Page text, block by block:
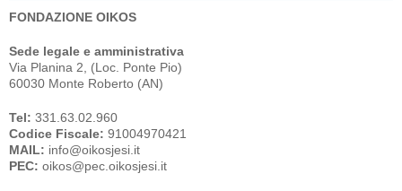
FONDAZIONE OIKOS
Sede legale e amministrativa
Via Planina 2, (Loc. Ponte Pio)
60030 Monte Roberto (AN)
Tel: 331.63.02.960
Codice Fiscale: 91004970421
MAIL: info@oikosjesi.it
PEC: oikos@pec.oikosjesi.it